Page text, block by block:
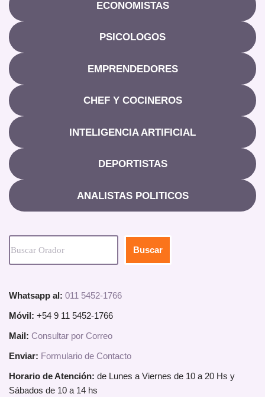
ECONOMISTAS
PSICOLOGOS
EMPRENDEDORES
CHEF Y COCINEROS
INTELIGENCIA ARTIFICIAL
DEPORTISTAS
ANALISTAS POLITICOS
Buscar
Whatsapp al: 011 5452-1766
Móvil: +54 9 11 5452-1766
Mail: Consultar por Correo
Enviar: Formulario de Contacto
Horario de Atención: de Lunes a Viernes de 10 a 20 Hs y
Sábados de 10 a 14 hs